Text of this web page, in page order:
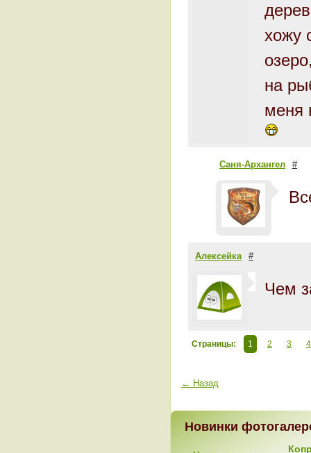
хожу
на
меня
Саня-Архангел #
Алексейка #
Чем
Страницы: 1 2 3 4
← Назад
Новинки